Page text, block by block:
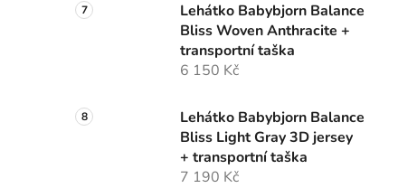
Lehátko Babybjorn Balance
Bliss Woven Anthracite +
transportní taška
6 150 Kč
Lehátko Babybjorn Balance
Bliss Light Gray 3D jersey
+ transportní taška
7 190 Kč